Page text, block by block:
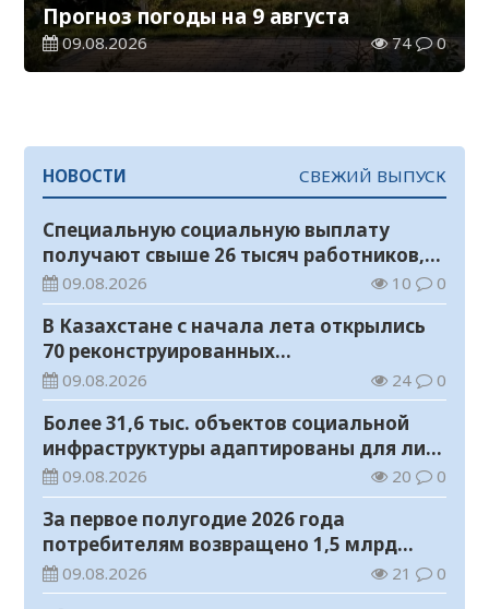
Прогноз погоды на 9 августа
09.08.2026 74 0
НОВОСТИ СВЕЖИЙ ВЫПУСК
Специальную социальную выплату
получают свыше 26 тысяч работников,
занятых во вредных условиях труда
09.08.2026 10 0
В Казахстане с начала лета открылись
70 реконструированных
железнодорожных вокзалов
09.08.2026 24 0
Более 31,6 тыс. объектов социальной
инфраструктуры адаптированы для лиц
с инвалидностью
09.08.2026 20 0
За первое полугодие 2026 года
потребителям возвращено 1,5 млрд
тенге
09.08.2026 21 0